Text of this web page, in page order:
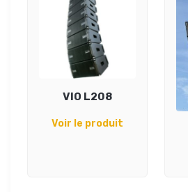
VIO L208
Voir le produit